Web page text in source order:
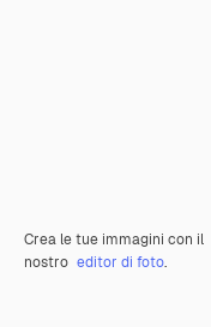
Crea le tue immagini con il
nostro editor di foto.